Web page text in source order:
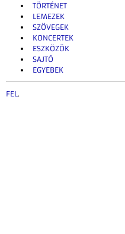
TÖRTÉNET
LEMEZEK
SZÖVEGEK
KONCERTEK
ESZKÖZÖK
SAJTÓ
EGYEBEK
FEL.